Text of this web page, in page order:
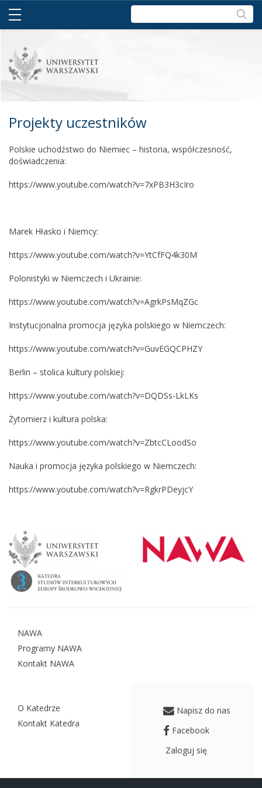
Szukaj:
Projekty uczestników
Polskie uchodźstwo do Niemiec – historia, współczesność,
doświadczenia:
https://www.youtube.com/watch?v=7xPB3H3cIro
Marek Hłasko i Niemcy:
https://www.youtube.com/watch?v=YtCfFQ4k30M
Polonistyki w Niemczech i Ukrainie:
https://www.youtube.com/watch?v=AgrkPsMqZGc
Instytucjonalna promocja języka polskiego w Niemczech:
https://www.youtube.com/watch?v=GuvEGQCPHZY
Berlin – stolica kultury polskiej:
https://www.youtube.com/watch?v=DQDSs-LkLKs
Żytomierz i kultura polska:
https://www.youtube.com/watch?v=ZbtcCLoodSo
Nauka i promocja języka polskiego w Niemczech:
https://www.youtube.com/watch?v=RgkrPDeyjcY
NAWA
Programy NAWA
Kontakt NAWA
O Katedrze
Kontakt Katedra
Napisz do nas
Facebook
Zaloguj się